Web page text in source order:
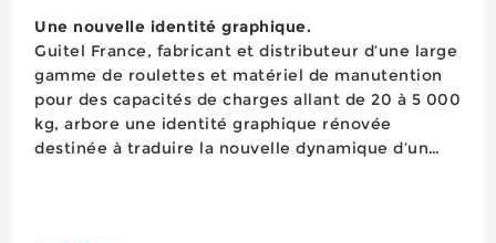
Une nouvelle identité graphique.
Guitel France, fabricant et distributeur d’une large
gamme de roulettes et matériel de manutention
pour des capacités de charges allant de 20 à 5 000
kg, arbore une identité graphique rénovée
destinée à traduire la nouvelle dynamique d’un